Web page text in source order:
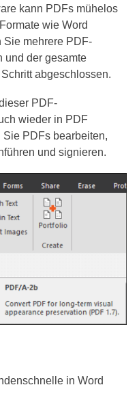
kann PDFs mühelos
wie Word
Sie mehrere PDF-
und der gesamte
abgeschlossen.
PDF-
wieder in PDF
Sie PDFs bearbeiten,
und signieren.
in Word